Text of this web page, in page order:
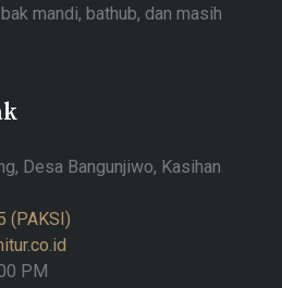
mandi, bathub, dan masih
Desa Bangunjiwo, Kasihan
(PAKSI)
PM